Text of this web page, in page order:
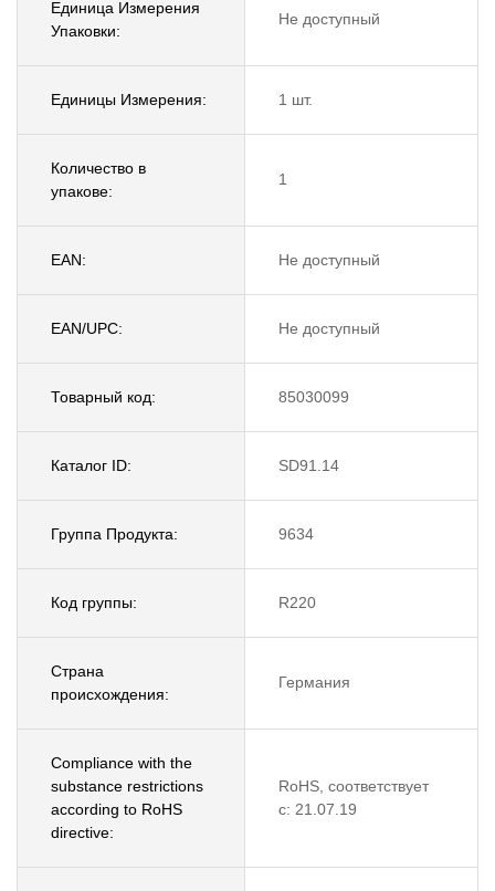
Единица Измерения
Упаковки:
Не доступный
Единицы Измерения: 1 шт.
Количество в
упакове:
1
EAN: Не доступный
EAN/UPC: Не доступный
Товарный код: 85030099
Каталог ID: SD91.14
Группа Продукта: 9634
Код группы: R220
Страна
происхождения:
Германия
Compliance with the
substance restrictions
according to RoHS
directive:
RoHS, соответствует
с: 21.07.19